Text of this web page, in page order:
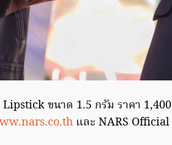
ขนาด 1.5 กรัม ราคา 1,400
และ NARS Official